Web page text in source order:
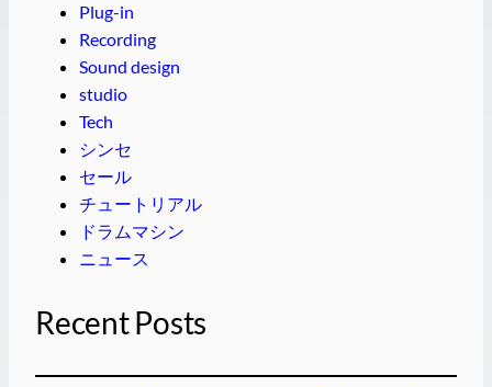
Plug-in
Recording
Sound design
studio
Tech
シンセ
セール
チュートリアル
ドラムマシン
ニュース
Recent Posts